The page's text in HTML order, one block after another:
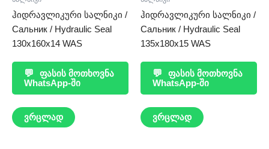
ჰიდრავლიკური სალნიკი /
Сальник / Hydraulic Seal
130x160x14 WAS
💬
ფასის მოთხოვნა
WhatsApp-ში
ვრცლად
ჰიდრავლიკური სალნიკი /
Сальник / Hydraulic Seal
135x180x15 WAS
💬
ფასის მოთხოვნა
WhatsApp-ში
ვრცლად